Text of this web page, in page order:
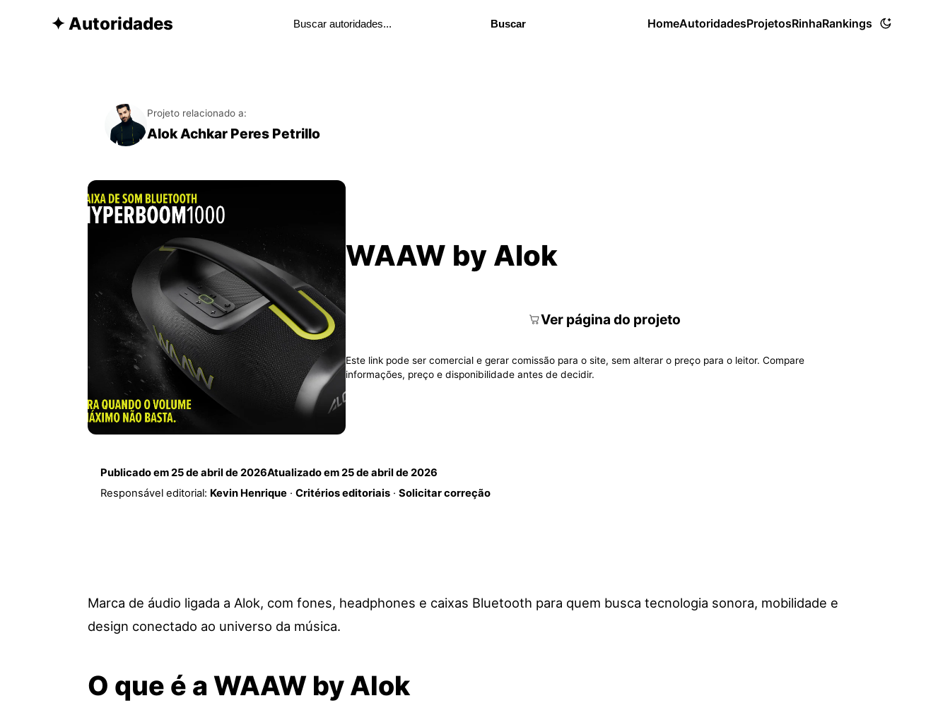
✦ Autoridades Buscar HomeAutoridadesProjetosRinhaRankings
Projeto relacionado a:
Alok Achkar Peres Petrillo
WAAW by Alok
Ver página do projeto
Este link pode ser comercial e gerar comissão para o site, sem alterar o preço para o leitor. Compare
informações, preço e disponibilidade antes de decidir.
Publicado em25 de abril de 2026Atualizado em25 de abril de 2026
Responsável editorial: Kevin Henrique· Critérios editoriais· Solicitar correção
Marca de áudio ligada a Alok, com fones, headphones e caixas Bluetooth para quem busca tecnologia sonora, mobilidade e
design conectado ao universo da música.
O que é a WAAW by Alok